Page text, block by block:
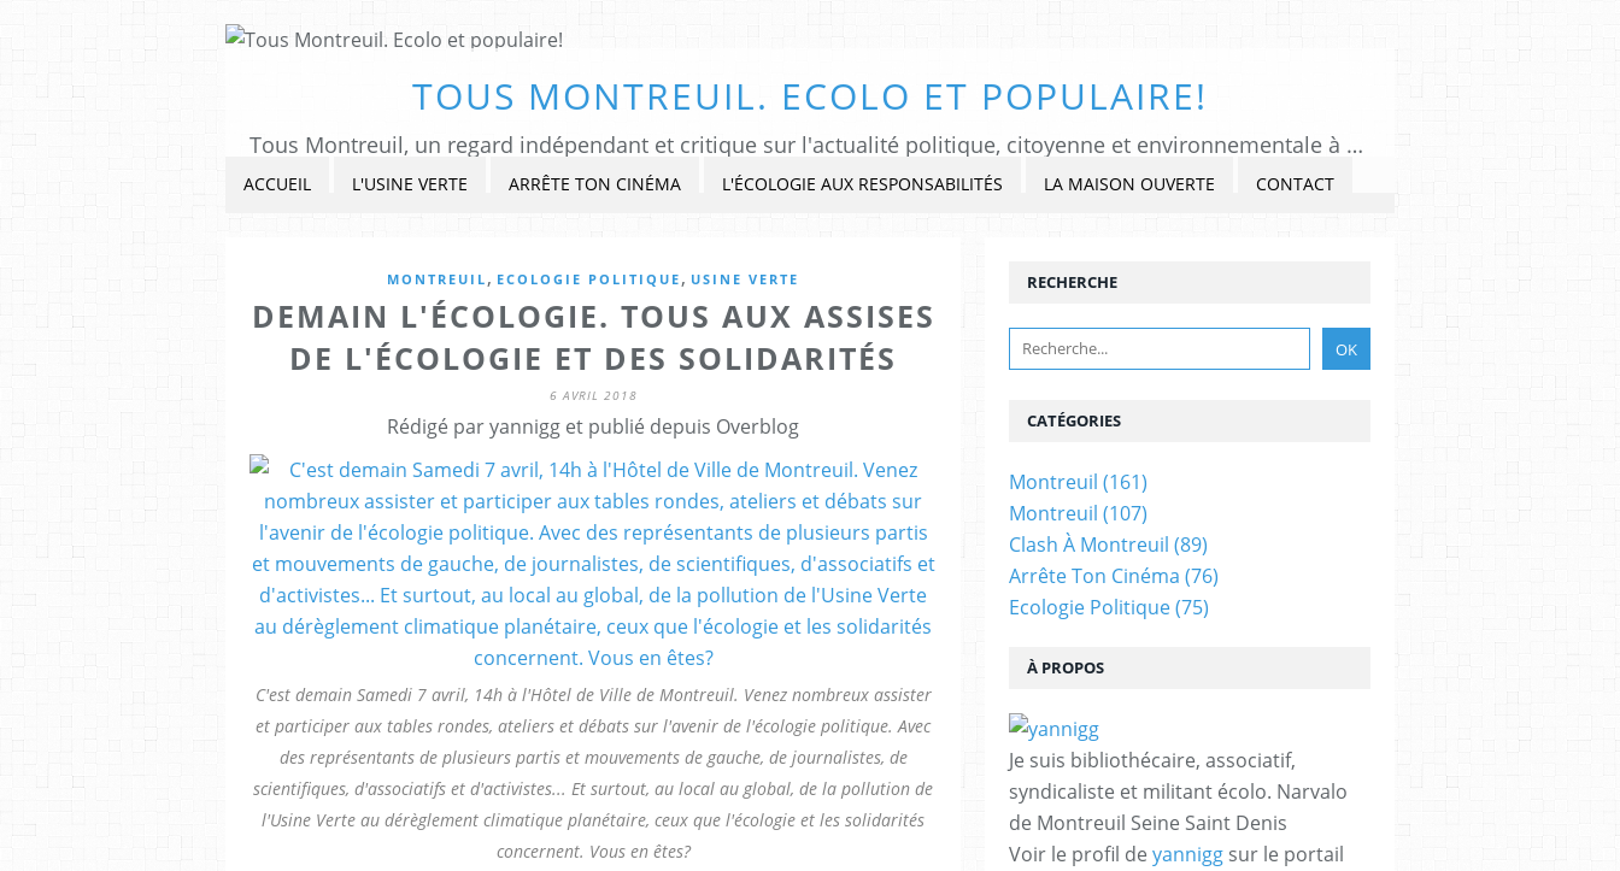
TOUS MONTREUIL. ECOLO ET POPULAIRE!
Tous Montreuil, un regard indépendant et critique sur l'actualité politique, citoyenne et environnementale à Montreuil sous Bois, Seine-Saint-Denis. Veiller, Lancer l'alerte, commenter et critiquer l'exercice du pouvoir, s'impliquer dans la Cité, au présent et au futur!
ACCUEIL L'USINE VERTE ARRÊTE TON CINÉMA L'ÉCOLOGIE AUX RESPONSABILITÉS LA MAISON OUVERTE CONTACT
MONTREUIL , ECOLOGIE POLITIQUE , USINE VERTE
DEMAIN L'ÉCOLOGIE. TOUS AUX ASSISES
DE L'ÉCOLOGIE ET DES SOLIDARITÉS
6 AVRIL 2018
Rédigé par yannigg et publié depuis Overblog
C'est demain Samedi 7 avril, 14h à l'Hôtel de Ville de Montreuil. Venez nombreux assister
et participer aux tables rondes, ateliers et débats sur l'avenir de l'écologie politique. Avec
des représentants de plusieurs partis et mouvements de gauche, de journalistes, de
scientifiques, d'associatifs et d'activistes... Et surtout, au local au global, de la pollution de
l'Usine Verte au dérèglement climatique planétaire, ceux que l'écologie et les solidarités
concernent. Vous en êtes?
RECHERCHE
À PROPOS
Je suis bibliothécaire, associatif,
syndicaliste et militant écolo. Narvalo
de Montreuil Seine Saint Denis
Voir le profil de yannigg sur le portail
CATÉGORIES
Montreuil (161)
Montreuil (107)
Clash À Montreuil (89)
Arrête Ton Cinéma (76)
Ecologie Politique(75)